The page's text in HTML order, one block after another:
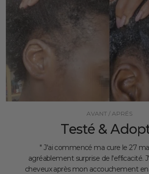
AVANT / APRÉS
Testé &
" J'ai commencé ma cure le 27
agréablement surprise de l'efficacité.
cheveux après mon accouchement